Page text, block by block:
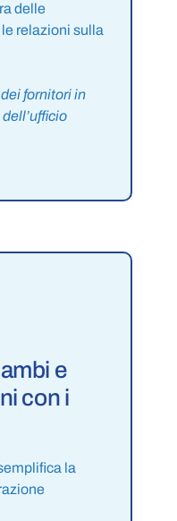
delle
relazioni sulla
fornitori in
e
con i
la